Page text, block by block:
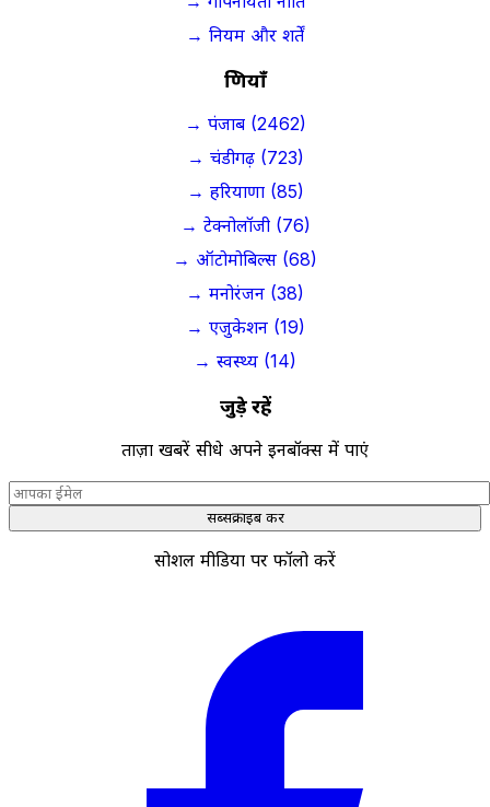
→ नियम और शर्तें
श्रेणियाँ
→ पंजाब (2462)
→ चंडीगढ़ (723)
→ हरियाणा (85)
→ टेक्नोलॉजी (76)
→ ऑटोमोबिल्स (68)
→ मनोरंजन (38)
→ एजुकेशन (19)
→ स्वस्थ्य (14)
जुड़े रहें
ताज़ा खबरें सीधे अपने इनबॉक्स में पाएं
सब्सक्राइब करें
सोशल मीडिया पर फॉलो करें